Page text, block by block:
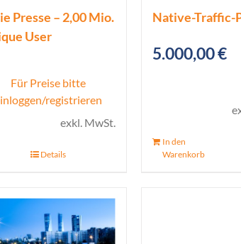
Presse – 2,00 Mio.
User
Für Preise bitte
registrieren
exkl. MwSt.
Details
Native-Traffic-
5.000,00€
In den
Warenkorb